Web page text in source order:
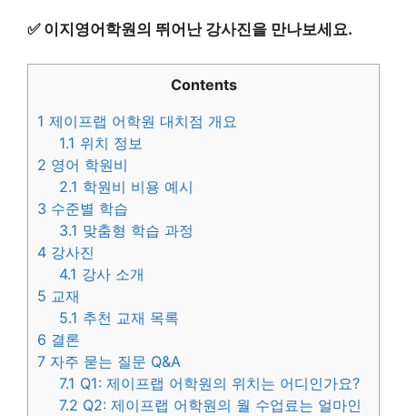
✅ 이지영어학원의 뛰어난 강사진을 만나보세요.
Contents
1 제이프랩 어학원 대치점 개요
1.1 위치 정보
2 영어 학원비
2.1 학원비 비용 예시
3 수준별 학습
3.1 맞춤형 학습 과정
4 강사진
4.1 강사 소개
5 교재
5.1 추천 교재 목록
6 결론
7 자주 묻는 질문 Q&A
7.1 Q1: 제이프랩 어학원의 위치는 어디인가요?
7.2 Q2: 제이프랩 어학원의 월 수업료는 얼마인